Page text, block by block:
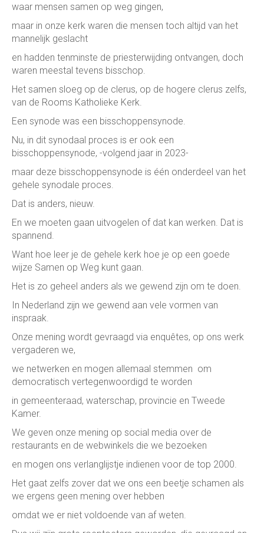
waar mensen samen op weg gingen,
maar in onze kerk waren die mensen toch altijd van het
mannelijk geslacht
en hadden tenminste de priesterwijding ontvangen, doch
waren meestal tevens bisschop.
Het samen sloeg op de clerus, op de hogere clerus zelfs,
van de Rooms Katholieke Kerk.
Een synode was een bisschoppensynode.
Nu, in dit synodaal proces is er ook een
bisschoppensynode, -volgend jaar in 2023-
maar deze bisschoppensynode is één onderdeel van het
gehele synodale proces.
Dat is anders, nieuw.
En we moeten gaan uitvogelen of dat kan werken. Dat is
spannend.
Want hoe leer je de gehele kerk hoe je op een goede
wijze Samen op Weg kunt gaan.
Het is zo geheel anders als we gewend zijn om te doen.
In Nederland zijn we gewend aan vele vormen van
inspraak.
Onze mening wordt gevraagd via enquêtes, op ons werk
vergaderen we,
we netwerken en mogen allemaal stemmen om
democratisch vertegenwoordigd te worden
in gemeenteraad, waterschap, provincie en Tweede
Kamer.
We geven onze mening op social media over de
restaurants en de webwinkels die we bezoeken
en mogen ons verlanglijstje indienen voor de top 2000.
Het gaat zelfs zover dat we ons een beetje schamen als
we ergens geen mening over hebben
omdat we er niet voldoende van af weten.